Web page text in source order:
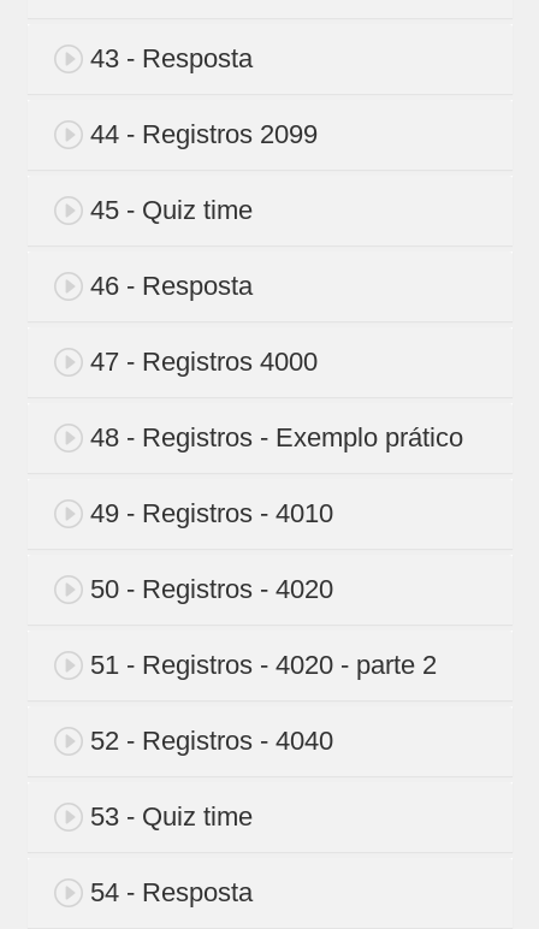
43 - Resposta
44 - Registros 2099
45 - Quiz time
46 - Resposta
47 - Registros 4000
48 - Registros - Exemplo prático
49 - Registros - 4010
50 - Registros - 4020
51 - Registros - 4020 - parte 2
52 - Registros - 4040
53 - Quiz time
54 - Resposta